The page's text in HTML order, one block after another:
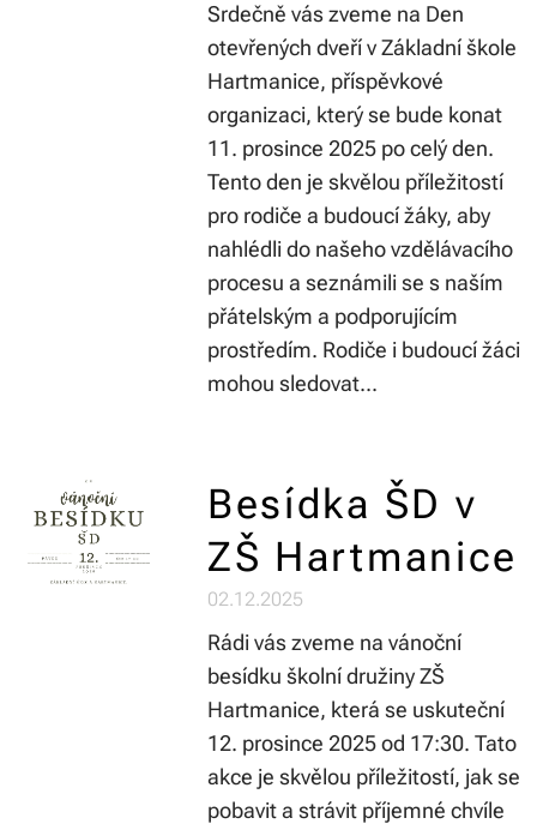
Srdečně vás zveme na Den
otevřených dveří v Základní škole
Hartmanice, příspěvkové
organizaci, který se bude konat
11. prosince 2025 po celý den.
Tento den je skvělou příležitostí
pro rodiče a budoucí žáky, aby
nahlédli do našeho vzdělávacího
procesu a seznámili se s naším
přátelským a podporujícím
prostředím. Rodiče i budoucí žáci
mohou sledovat...
Besídka ŠD v
ZŠ Hartmanice
02.12.2025
Rádi vás zveme na vánoční
besídku školní družiny ZŠ
Hartmanice, která se uskuteční
12. prosince 2025 od 17:30. Tato
akce je skvělou příležitostí, jak se
pobavit a strávit příjemné chvíle